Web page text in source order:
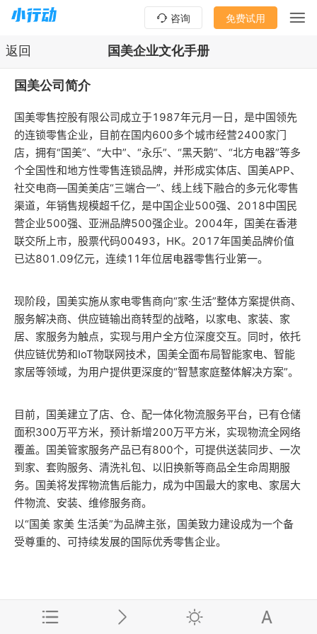
咨询 免费试用
返回 国美企业文化手册
国美公司简介
国美零售控股有限公司成立于1987年元月一日，是中国领先
的连锁零售企业，目前在国内600多个城市经营2400家门
店，拥有“国美”、“大中”、“永乐”、“黑天鹅”、“北方电器”等多
个全国性和地方性零售连锁品牌，并形成实体店、国美APP、
社交电商—国美美店“三端合一”、线上线下融合的多元化零售
渠道，年销售规模超千亿，是中国企业500强、2018中国民
营企业500强、亚洲品牌500强企业。2004年，国美在香港
联交所上市，股票代码00493，HK。2017年国美品牌价值
已达801.09亿元，连续11年位居电器零售行业第一。
现阶段，国美实施从家电零售商向“家·生活”整体方案提供商、
服务解决商、供应链输出商转型的战略，以家电、家装、家
居、家服务为触点，实现与用户全方位深度交互。同时，依托
供应链优势和IoT物联网技术，国美全面布局智能家电、智能
家居等领域，为用户提供更深度的“智慧家庭整体解决方案”。
目前，国美建立了店、仓、配一体化物流服务平台，已有仓储
面积300万平方米，预计新增200万平方米，实现物流全网络
覆盖。国美管家服务产品已有800个，可提供送装同步、一次
到家、套购服务、清洗礼包、以旧换新等商品全生命周期服
务。国美将发挥物流售后能力，成为中国最大的家电、家居大
件物流、安装、维修服务商。
以“国美 家美 生活美”为品牌主张，国美致力建设成为一个备
受尊重的、可持续发展的国际优秀零售企业。